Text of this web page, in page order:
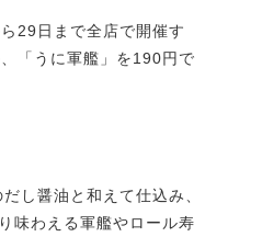
29日まで全店で開催す
「うに軍艦」を190円で
し醤油と和えて仕込み、
味わえる軍艦やロール寿